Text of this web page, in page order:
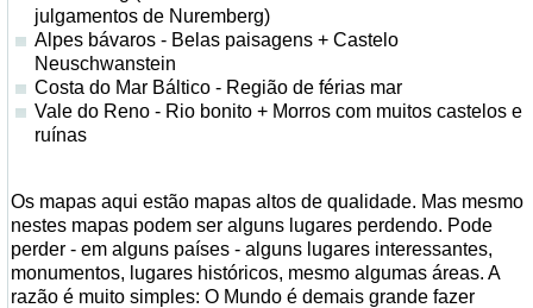
julgamentos de Nuremberg)
Alpes bávaros - Belas paisagens + Castelo
Neuschwanstein
Costa do Mar Báltico - Região de férias mar
Vale do Reno - Rio bonito + Morros com muitos castelos e
ruínas
Os mapas aqui estão mapas altos de qualidade. Mas mesmo
nestes mapas podem ser alguns lugares perdendo. Pode
perder - em alguns países - alguns lugares interessantes,
monumentos, lugares históricos, mesmo algumas áreas. A
razão é muito simples: O Mundo é demais grande fazer